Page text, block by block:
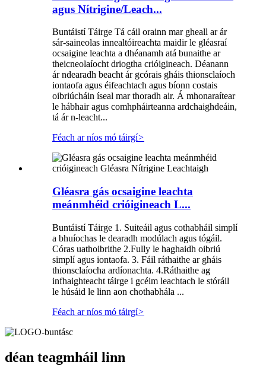
agus Nítrigine/Leach...
Buntáistí Táirge Tá cáil orainn mar gheall ar ár
sár-saineolas innealtóireachta maidir le gléasraí
ocsaigine leachta a dhéanamh atá bunaithe ar
theicneolaíocht driogtha crióigineach. Déanann
ár ndearadh beacht ár gcórais gháis thionsclaíoch
iontaofa agus éifeachtach agus bíonn costais
oibriúcháin íseal mar thoradh air. Á mhonaraítear
le hábhair agus comhpháirteanna ardchaighdeáin,
tá ár n-leacht...
Féach ar níos mó táirgí>
Gléasra gás ocsaigine leachta
meánmhéid crióigineach L...
Buntáistí Táirge 1. Suiteáil agus cothabháil simplí
a bhuíochas le dearadh modúlach agus tógáil.
Córas uathoibrithe 2.Fully le haghaidh oibriú
simplí agus iontaofa. 3. Fáil ráthaithe ar gháis
thionsclaíocha ardíonachta. 4.Ráthaithe ag
infhaighteacht táirge i gcéim leachtach le stóráil
le húsáid le linn aon chothabhála ...
Féach ar níos mó táirgí>
déan teagmháil linn